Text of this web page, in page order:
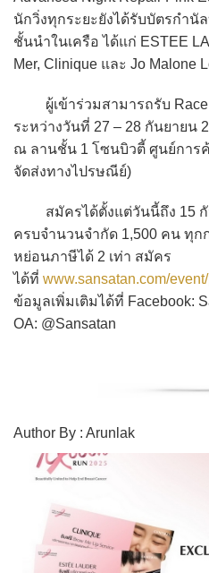
นักวิ่งทุกระยะยังได้รับบัตรกำนั
ชั้นนำในเครือ ได้แก่ ESTEE
Mer, Clinique และ Jo Malone
ผู้เข้าร่วมสามารถรับ Race
ระหว่างวันที่ 27 – 28 กันยายน
ณ ลานชั้น 1 โซนบิวตี้ ศูนย์การ
จัดส่งทางไปรษณีย์)
สมัครได้ตั้งแต่วันนี้ถึง 15 กั
ครบจำนวนจำกัด 1,500 คน ทุ
หย่อนภาษีได้ 2 เท่า สมัคร
ได้ที่ www.sansatan.com/
ข้อมูลเพิ่มเติมได้ที่ Facebook:
OA: @Sansatan
Author By : Arunlak